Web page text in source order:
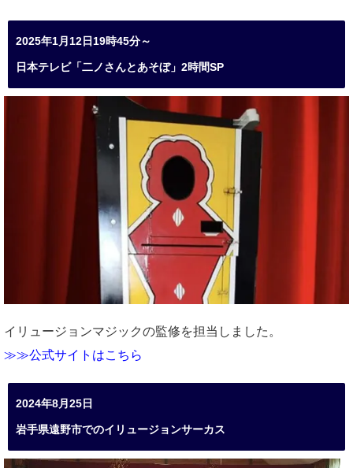
2025年1月12日19時45分～
日本テレビ「二ノさんとあそぼ」2時間SP
イリュージョンマジックの監修を担当しました。
≫≫公式サイトはこちら
2024年8月25日
岩手県遠野市でのイリュージョンサーカス